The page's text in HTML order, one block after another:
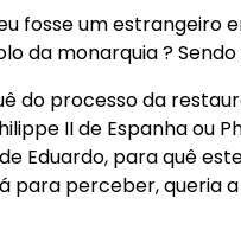
fosse um estrangeiro
da monarquia ?
do processo da
II de Espanha ou
Eduardo, para quê
para perceber, queria